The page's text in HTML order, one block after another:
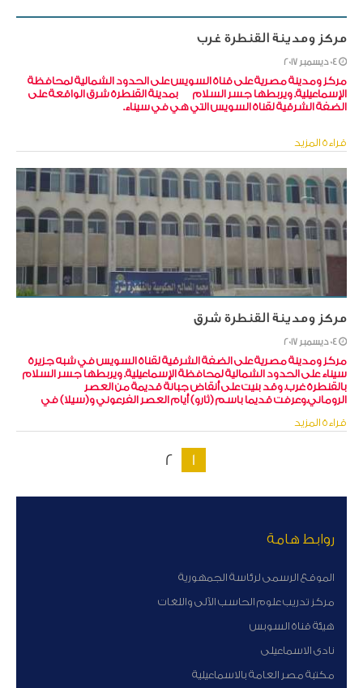
مركز ومدينة القنطرة غرب
مركز ومدينة مصرية على قناة السويس على الحدود الشمالية لمحافظة
الإسماعيلية. ويربطها جسر السلام بمدينة القنطرة شرق الواقعة على
الضفة الشرقية لقناة السويس التي هي في سيناء.
قراءة المزيد
مركز ومدينة القنطرة شرق
مركز ومدينة مصرية على الضفة الشرقية لقناة السويس في شبه جزيرة
سيناء على الحدود الشمالية لمحافظة الإسماعيلية. ويربطها جسر السلام
بالقنطرة غرب. وقد بنيت على أنقاض جبانة قديمة من العصر
الروماني.وعرفت قديما باسم (ثارو) أيام العصر الفرعوني و(سيلا) في
قراءة المزيد
1
2
روابط هامة
الموقع الرسمى لرئاسة الجمهورية
مركز تدريب علوم الحاسب الآلى واللغات
هيئة قناة السوبس
نادى الاسماعيلى
مكتبة مصر العامة بالاسماعيلية